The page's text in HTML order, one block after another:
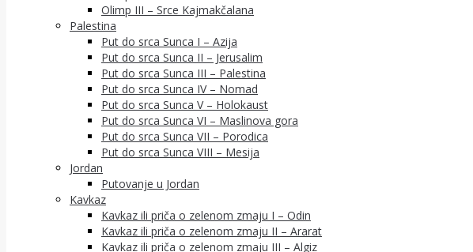
Olimp III – Srce Kajmakčalana
Palestina
Put do srca Sunca I – Azija
Put do srca Sunca II – Jerusalim
Put do srca Sunca III – Palestina
Put do srca Sunca IV – Nomad
Put do srca Sunca V – Holokaust
Put do srca Sunca VI – Maslinova gora
Put do srca Sunca VII – Porodica
Put do srca Sunca VIII – Mesija
Jordan
Putovanje u Jordan
Kavkaz
Kavkaz ili priča o zelenom zmaju I – Odin
Kavkaz ili priča o zelenom zmaju II – Ararat
Kavkaz ili priča o zelenom zmaju III – Algiz